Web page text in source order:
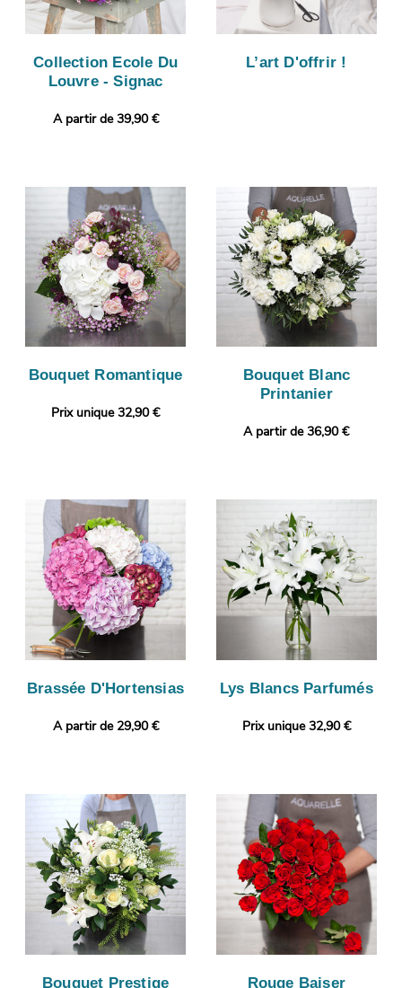
Collection Ecole Du
Louvre - Signac
A partir de 39,90 €
L’art D'offrir !
Bouquet Romantique
Prix unique 32,90 €
Bouquet Blanc
Printanier
A partir de 36,90 €
Brassée D'Hortensias
A partir de 29,90 €
Lys Blancs Parfumés
Prix unique 32,90 €
Bouquet Prestige Rouge Baiser